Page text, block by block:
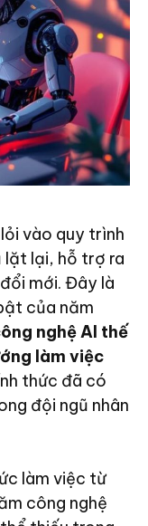
vào quy trình
lặt lại, hỗ trợ ra
mới. Đây là
của năm
nghệ AI thế
làm việc
thức đã có
đội ngũ nhân
làm việc từ
công nghệ